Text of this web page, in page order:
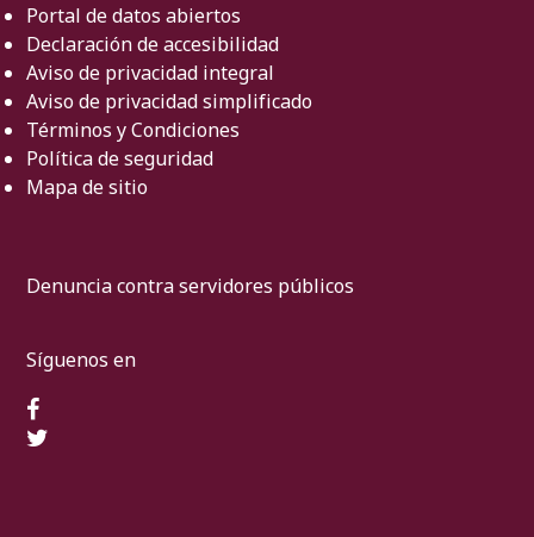
Portal de datos abiertos
Declaración de accesibilidad
Aviso de privacidad integral
Aviso de privacidad simplificado
Términos y Condiciones
Política de seguridad
Mapa de sitio
Denuncia contra servidores públicos
Síguenos en